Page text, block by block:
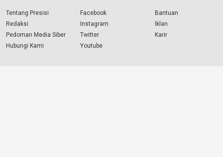
Tentang Presisi
Redaksi
Pedoman Media Siber
Hubungi Kami
Facebook
Instagram
Twitter
Youtube
Bantuan
Iklan
Karir